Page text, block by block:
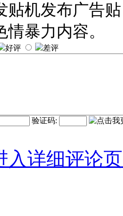
贴机发布广告
暴力内容。
好评 差评
验证码:
入详细评论